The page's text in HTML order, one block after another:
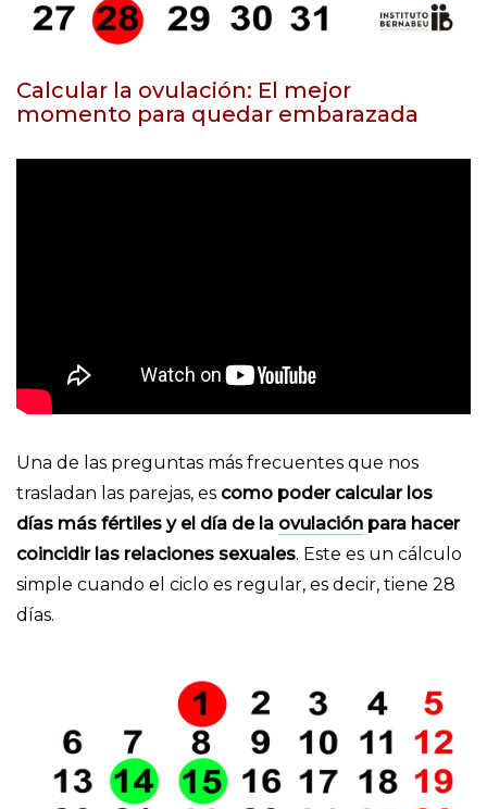
Calcular la ovulación: El mejor
momento para quedar embarazada
Una de las preguntas más frecuentes que nos
trasladan las parejas, es como poder calcular los
días más fértiles y el día de la ovulación para hacer
coincidir las relaciones sexuales. Este es un cálculo
simple cuando el ciclo es regular, es decir, tiene 28
días.